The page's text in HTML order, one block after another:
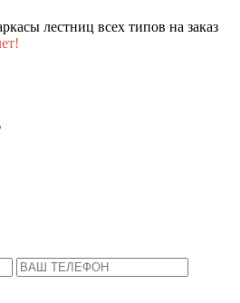
лестниц всех типов на заказ